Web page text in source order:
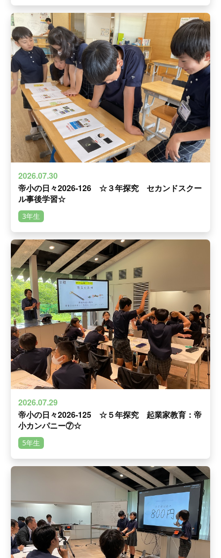
2026.07.30
帝小の日々2026-126 ☆３年探究 セカンドスクー
ル事後学習☆
3年生
2026.07.29
帝小の日々2026-125 ☆５年探究 起業家教育：帝
小カンパニー⑦☆
5年生